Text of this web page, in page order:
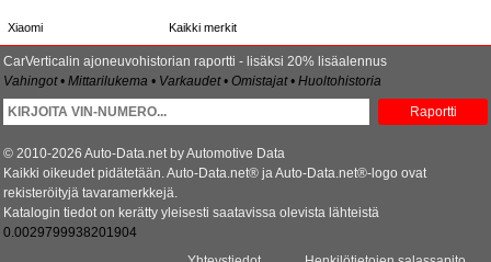
Xiaomi Kaikki merkit
CarVerticalin ajoneuvohistorian raportti - lisäksi 20% lisäalennus
Vahingot • Mittarilukema • Varkaudet • Omistajat • Huoltohistoria
Raportti
© 2010-2026 Auto-Data.net by Automotive Data
Kaikki oikeudet pidätetään. Auto-Data.net® ja Auto-Data.net®-logo ovat
rekisteröityjä tavaramerkkejä.
Katalogin tiedot on kerätty yleisesti saatavissa olevista lähteistä
0.0029799938201904